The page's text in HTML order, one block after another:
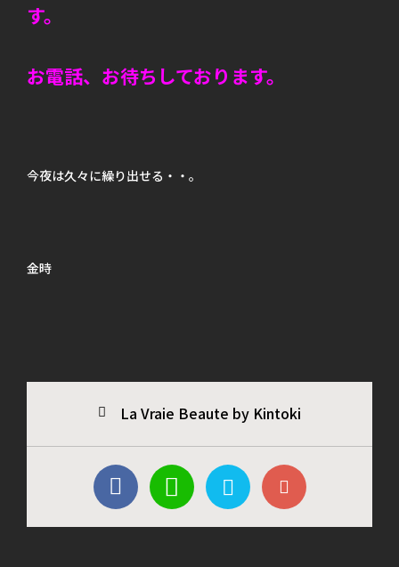
す。
お電話、お待ちしております。
今夜は久々に繰り出せる・・。
金時
La Vraie Beaute by Kintoki